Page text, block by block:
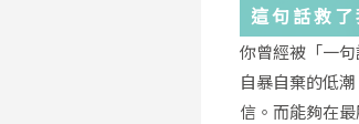
這句話救
證，韓國
YouTuber
為跌落情
你曾經被「一
自暴自棄的低
信。而能夠在